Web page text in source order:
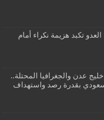
تكبد هزيمة نكراء أمام
عدن والجغرافيا المحتلة..
بقدرة رصد واستهداف